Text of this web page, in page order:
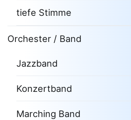
tiefe Stimme
Orchester / Band
Jazzband
Konzertband
Marching Band